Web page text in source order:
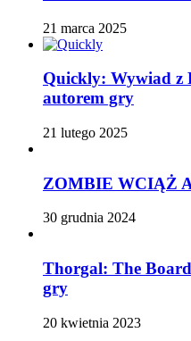
21 marca 2025
Quickly: Wywiad z
autorem gry
21 lutego 2025
ZOMBIE WCIĄŻ
30 grudnia 2024
Thorgal: The
gry
20 kwietnia 2023